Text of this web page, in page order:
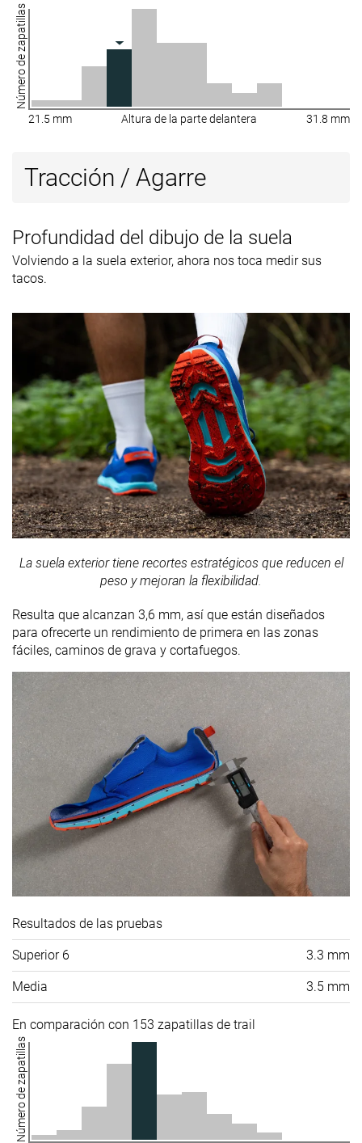
Número de zapatillas
21.5 mm Altura de la parte delantera 31.8 mm
Tracción / Agarre
Profundidad del dibujo de la suela
Volviendo a la suela exterior, ahora nos toca medir sus
tacos.
La suela exterior tiene recortes estratégicos que reducen el
peso y mejoran la flexibilidad.
Resulta que alcanzan 3,6 mm, así que están diseñados
para ofrecerte un rendimiento de primera en las zonas
fáciles, caminos de grava y cortafuegos.
Resultados de las pruebas
Superior 6 3.3 mm
Media 3.5 mm
En comparación con 153 zapatillas de trail
Número de zapatillas